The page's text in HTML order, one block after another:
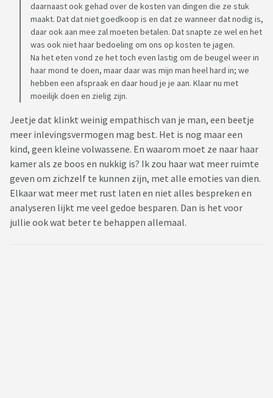
daarnaast ook gehad over de kosten van dingen die ze stuk
maakt. Dat dat niet goedkoop is en dat ze wanneer dat nodig is,
daar ook aan mee zal moeten betalen. Dat snapte ze wel en het
was ook niet haar bedoeling om ons op kosten te jagen.
Na het eten vond ze het toch even lastig om de beugel weer in
haar mond te doen, maar daar was mijn man heel hard in; we
hebben een afspraak en daar houd je je aan. Klaar nu met
moeilijk doen en zielig zijn.
Jeetje dat klinkt weinig empathisch van je man, een beetje
meer inlevingsvermogen mag best. Het is nog maar een
kind, geen kleine volwassene. En waarom moet ze naar haar
kamer als ze boos en nukkig is? Ik zou haar wat meer ruimte
geven om zichzelf te kunnen zijn, met alle emoties van dien.
Elkaar wat meer met rust laten en niet alles bespreken en
analyseren lijkt me veel gedoe besparen. Dan is het voor
jullie ook wat beter te behappen allemaal.